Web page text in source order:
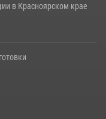
в Красноярском крае